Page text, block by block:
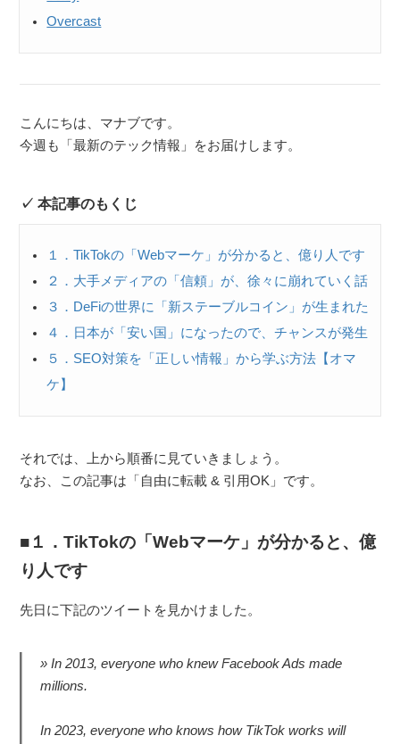
Overcast
こんにちは、マナブです。
今週も「最新のテック情報」をお届けします。
本記事のもくじ
１．TikTokの「Webマーケ」が分かると、億り人です
２．大手メディアの「信頼」が、徐々に崩れていく話
３．DeFiの世界に「新ステーブルコイン」が生まれた
４．日本が「安い国」になったので、チャンスが発生
５．SEO対策を「正しい情報」から学ぶ方法【オマ
ケ】
それでは、上から順番に見ていきましょう。
なお、この記事は「自由に転載 & 引用OK」です。
１．TikTokの「Webマーケ」が分かると、億
り人です
先日に下記のツイートを見かけました。
In 2013, everyone who knew Facebook Ads made
millions.
In 2023, everyone who knows how TikTok works will